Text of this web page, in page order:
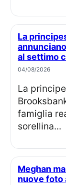
La principessa Eugenie e Jack Brooksbank
al settimo
04/08/2026
La principessa Eugenia e Jack
famiglia
sorellina...
Meghan markle festeggia 45 anni con
nuove foto